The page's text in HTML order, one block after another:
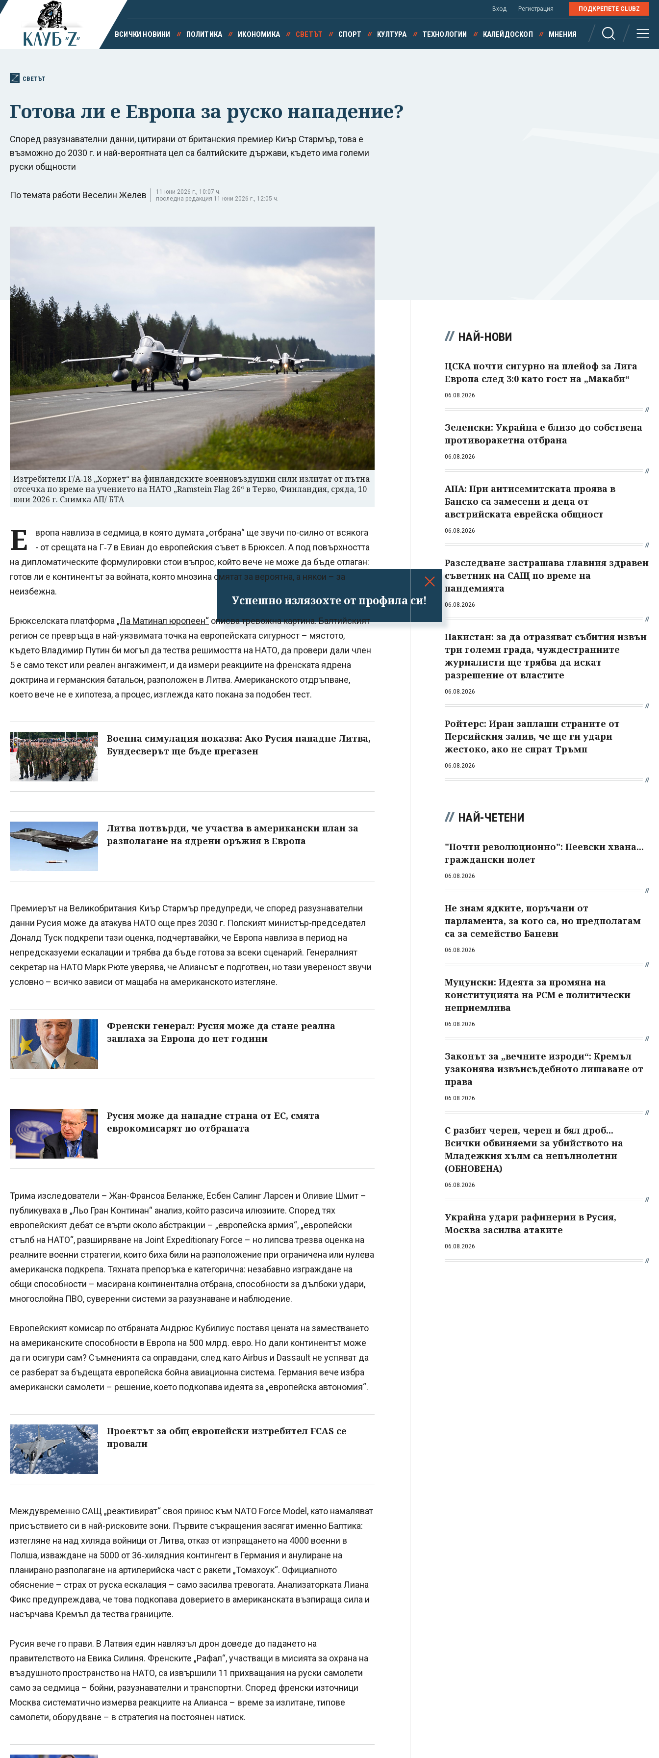
Успешно излязохте от профила си!
Вход Регистрация ПОДКРЕПЕТЕ CLUBZ
ВСИЧКИ НОВИНИ ПОЛИТИКА ИКОНОМИКА СВЕТЪТ СПОРТ КУЛТУРА ТЕХНОЛОГИИ КАЛЕЙДОСКОП МНЕНИЯ
СВЕТЪТ
Готова ли е Европа за руско нападение?
Според разузнавателни данни, цитирани от британския премиер Киър Стармър, това е
възможно до 2030 г. и най-вероятната цел са балтийските държави, където има големи
руски общности
По темата работи Веселин Желев
11 юни 2026 г., 10:07 ч.
последна редакция 11 юни 2026 г., 12:05 ч.
Изтребители F/A‑18 „Хорнет“ на финландските военновъздушни сили излитат от пътна
отсечка по време на учението на НАТО „Ramstein Flag 26“ в Терво, Финландия, сряда, 10
юни 2026 г. Снимка АП/ БТА
Е
вропа навлиза в седмица, в която думата „отбрана“ ще звучи по-силно от всякога
- от срещата на Г‑7 в Евиан до европейския съвет в Брюксел. А под повърхността
на дипломатическите формулировки стои въпрос, който вече не може да бъде отлаган:
готов ли е континентът за войната, която мнозина смятат за вероятна, а някои – за
неизбежна.
Брюкселската платформа „Ла Матинал юропеен“ описва тревожна картина. Балтийският
регион се превръща в най-уязвимата точка на европейската сигурност – мястото,
където Владимир Путин би могъл да тества решимостта на НАТО, да провери дали член
5 е само текст или реален ангажимент, и да измери реакциите на френската ядрена
доктрина и германския батальон, разположен в Литва. Американското отдръпване,
което вече не е хипотеза, а процес, изглежда като покана за подобен тест.
Военна симулация показва: Ако Русия нападне Литва,
Бундесверът ще бъде прегазен
Литва потвърди, че участва в американски план за
разполагане на ядрени оръжия в Европа
Премиерът на Великобритания Киър Стармър предупреди, че според разузнавателни
данни Русия може да атакува НАТО още през 2030 г. Полският министър-председател
Доналд Туск подкрепи тази оценка, подчертавайки, че Европа навлиза в период на
непредсказуеми ескалации и трябва да бъде готова за всеки сценарий. Генералният
секретар на НАТО Марк Рюте уверява, че Алиансът е подготвен, но тази увереност звучи
условно – всичко зависи от мащаба на американското изтегляне.
Френски генерал: Русия може да стане реална
заплаха за Европа до пет години
Русия може да нападне страна от ЕС, смята
еврокомисарят по отбраната
Трима изследователи – Жан-Франсоа Беланже, Есбен Салинг Ларсен и Оливие Шмит –
публикуваха в „Льо Гран Континан“ анализ, който разсича илюзиите. Според тях
европейският дебат се върти около абстракции – „европейска армия“, „европейски
стълб на НАТО“, разширяване на Joint Expeditionary Force – но липсва трезва оценка на
реалните военни стратегии, които биха били на разположение при ограничена или нулева
американска подкрепа. Тяхната препоръка е категорична: незабавно изграждане на
общи способности – масирана континентална отбрана, способности за дълбоки удари,
многослойна ПВО, суверенни системи за разузнаване и наблюдение.
Европейският комисар по отбраната Андрюс Кубилиус поставя цената на заместването
на американските способности в Европа на 500 млрд. евро. Но дали континентът може
да ги осигури сам? Съмненията са оправдани, след като Airbus и Dassault не успяват да
се разберат за бъдещата европейска бойна авиационна система. Германия вече избра
американски самолети – решение, което подкопава идеята за „европейска автономия“.
Проектът за общ европейски изтребител FCAS се
провали
Междувременно САЩ „реактивират“ своя принос към NATO Force Model, като намаляват
присъствието си в най-рисковите зони. Първите съкращения засягат именно Балтика:
изтегляне на над хиляда войници от Литва, отказ от изпращането на 4000 военни в
Полша, изваждане на 5000 от 36‑хилядния контингент в Германия и анулиране на
планирано разполагане на артилерийска част с ракети „Томахоук“. Официалното
обяснение – страх от руска ескалация – само засилва тревогата. Анализаторката Лиана
Фикс предупреждава, че това подкопава доверието в американската възпираща сила и
насърчава Кремъл да тества границите.
Русия вече го прави. В Латвия един навлязъл дрон доведе до падането на
правителството на Евика Силиня. Френските „Рафал“, участващи в мисията за охрана на
въздушното пространство на НАТО, са извършили 11 прихващания на руски самолети
само за седмица – бойни, разузнавателни и транспортни. Според френски източници
Москва систематично измерва реакциите на Алианса – време за излитане, типове
самолети, оборудване – в стратегия на постоянен натиск.
НАЙ-НОВИ
ЦСКА почти сигурно на плейоф за Лига
Европа след 3:0 като гост на „Макаби“
06.08.2026
Зеленски: Украйна е близо до собствена
противоракетна отбрана
06.08.2026
АПА: При антисемитската проява в
Банско са замесени и деца от
австрийската еврейска общност
06.08.2026
Разследване застрашава главния здравен
съветник на САЩ по време на
пандемията
06.08.2026
Пакистан: за да отразяват събития извън
три големи града, чуждестранните
журналисти ще трябва да искат
разрешение от властите
06.08.2026
Ройтерс: Иран заплаши страните от
Персийския залив, че ще ги удари
жестоко, ако не спрат Тръмп
06.08.2026
НАЙ-ЧЕТЕНИ
"Почти революционно": Пеевски хвана...
граждански полет
06.08.2026
Не знам ядките, поръчани от
парламента, за кого са, но предполагам
са за семейство Баневи
06.08.2026
Муцунски: Идеята за промяна на
конституцията на РСМ е политически
неприемлива
06.08.2026
Законът за „вечните изроди“: Кремъл
узаконява извънсъдебното лишаване от
права
06.08.2026
С разбит череп, черен и бял дроб...
Всички обвиняеми за убийството на
Младежкия хълм са непълнолетни
(ОБНОВЕНА)
06.08.2026
Украйна удари рафинерии в Русия,
Москва засилва атаките
06.08.2026